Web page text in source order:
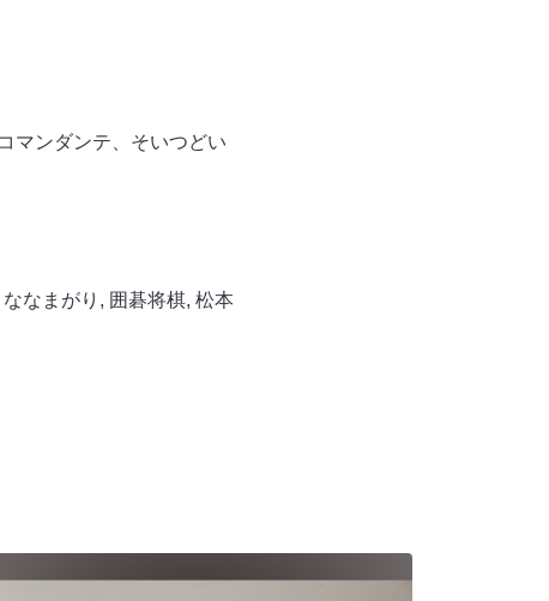
マンダンテ、そいつどい
ななまがり , 囲碁将棋, 松本